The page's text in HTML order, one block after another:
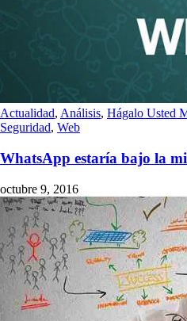
Actualidad, Análisis, Hágalo Usted
Seguridad, Web
WhatsApp estaría bajo la
octubre 9, 2016